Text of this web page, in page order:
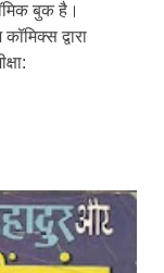
बुक है।
द्वारा